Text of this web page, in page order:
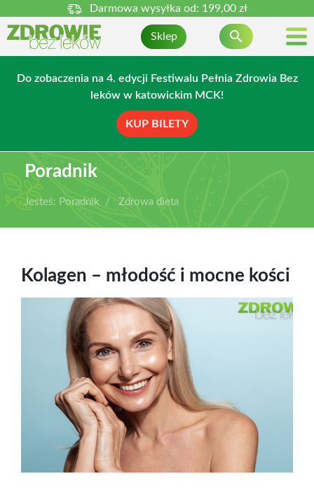
Darmowa wysyłka od: 199,00 zł
Sklep 
Do zobaczenia na 4. edycji Festiwalu Pełnia Zdrowia Bez
leków w katowickim MCK!
KUP BILETY
Poradnik
Jesteś: Poradnik Zdrowa dieta
Kolagen – młodość i mocne kości